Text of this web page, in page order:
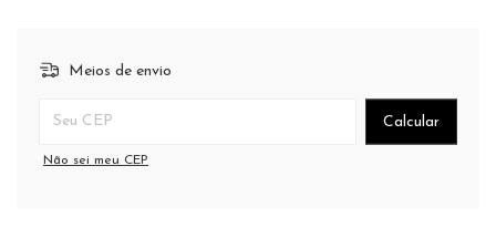
Meios de envio
Calcular
Não sei meu CEP